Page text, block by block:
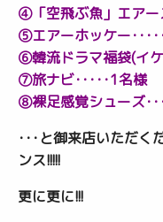
④「空飛ぶ魚」エアー
⑤エアーホッケー･･･
⑥韓流ドラマ福袋(イ
⑦旅ナビ･････1名様
⑧裸足感覚シューズ･･
･･･と御来店いただく
ンス!!!!!
更に更に!!!